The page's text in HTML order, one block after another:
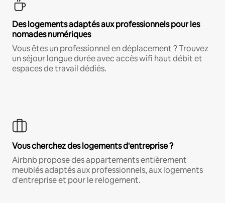
Des logements adaptés aux professionnels pour les
nomades numériques
Vous êtes un professionnel en déplacement ? Trouvez
un séjour longue durée avec accès wifi haut débit et
espaces de travail dédiés.
Vous cherchez des logements d'entreprise ?
Airbnb propose des appartements entièrement
meublés adaptés aux professionnels, aux logements
d'entreprise et pour le relogement.